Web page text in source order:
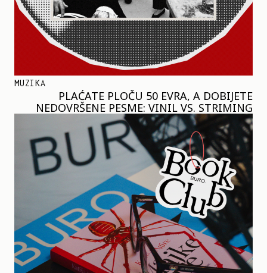
MUZIKA
PLAĆATE PLOČU 50 EVRA, A DOBIJETE
NEDOVRŠENE PESME: VINIL VS. STRIMING